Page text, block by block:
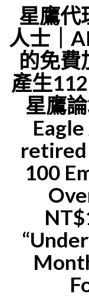
星鷹代
人士｜
的免費
產生
星鷹
retired
100